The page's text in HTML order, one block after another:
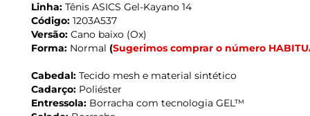
Linha: Tênis ASICS Gel-Kayano 14
Código: 1203A537
Versão: Cano baixo (Ox)
Forma: Normal (Sugerimos comprar o número
Cabedal: Tecido mesh e material sintético
Cadarço: Poliéster
Entressola: Borracha com tecnologia GEL™